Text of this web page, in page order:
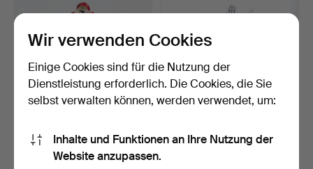
VOLKSTRACHT. 7 Teile,
Västergötland, u.a. …
Beendet 6. Aug 2026
ISOLIERKANNE, Alfi,
Wir verwenden Cookies
Einige Cookies sind für die Nutzung der
Dienstleistung erforderlich. Die Cookies, die Sie
selbst verwalten können, werden verwendet, um:
Inhalte und Funktionen an Ihre Nutzung der
Website anzupassen.